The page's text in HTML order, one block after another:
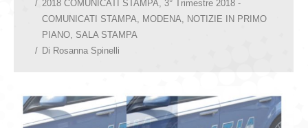
2018 COMUNICATI STAMPA, 3° Trimestre 2018 -
COMUNICATI STAMPA, MODENA, NOTIZIE IN PRIMO
PIANO, SALA STAMPA
Di Rosanna Spinelli